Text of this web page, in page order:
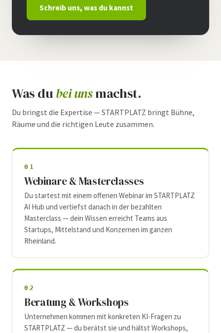
Schreib uns, was du kannst
Was dubei unsmachst.
Du bringst die Expertise — STARTPLATZ bringt Bühne,
Räume und die richtigen Leute zusammen.
01
Webinare & Masterclasses
Du startest mit einem offenen Webinar im STARTPLATZ
AI Hub und vertiefst danach in der bezahlten
Masterclass — dein Wissen erreicht Teams aus
Startups, Mittelstand und Konzernen im ganzen
Rheinland.
02
Beratung & Workshops
Unternehmen kommen mit konkreten KI-Fragen zu
STARTPLATZ — du berätst sie und hältst Workshops,